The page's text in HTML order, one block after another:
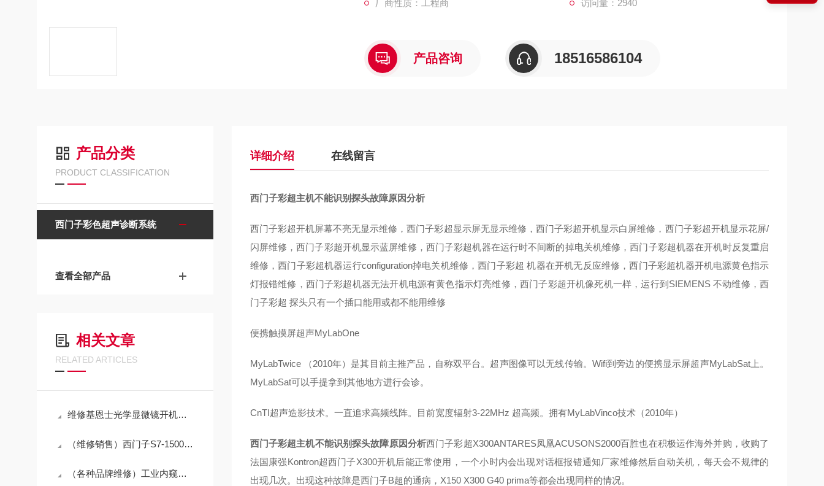
厂商性质：工程商 访问量：2940
产品咨询 18516586104
产品分类
PRODUCT CLASSIFICATION
西门子彩色超声诊断系统
查看全部产品
相关文章
RELATED ARTICLES
维修基恩士光学显微镜开机启动没反应（十年维修经验）
（维修销售）西门子S7-1500PLC启动小屏幕无显示维修处理方法
（各种品牌维修）工业内窥镜探头上下左右没反应修理解决
详细介绍 在线留言
西门子彩超主机不能识别探头故障原因分析
西门子彩超开机屏幕不亮无显示维修，西门子彩超显示屏无显示维修，西门子彩超开机显示白屏维修，西门子彩超开机显示花屏/
闪屏维修，西门子彩超开机显示蓝屏维修，西门子彩超机器在运行时不间断的掉电关机维修，西门子彩超机器在开机时反复重启
维修，西门子彩超机器运行configuration掉电关机维修，西门子彩超 机器在开机无反应维修，西门子彩超机器开机电源黄色指示
灯报错维修，西门子彩超机器无法开机电源有黄色指示灯亮维修，西门子彩超开机像死机一样，运行到SIEMENS 不动维修，西
门子彩超 探头只有一个插口能用或都不能用维修
便携触摸屏超声MyLabOne
MyLabTwice （2010年）是其目前主推产品，自称双平台。超声图像可以无线传输。Wifi到旁边的便携显示屏超声MyLabSat上。
MyLabSat可以手提拿到其他地方进行会诊。
CnTI超声造影技术。一直追求高频线阵。目前宽度辐射3-22MHz 超高频。拥有MyLabVinco技术（2010年）
西门子彩超主机不能识别探头故障原因分析西门子彩超X300ANTARES凤凰ACUSONS2000百胜也在积极运作海外并购，收购了
法国康强Kontron超西门子X300开机后能正常使用，一个小时内会出现对话框报错通知厂家维修然后自动关机，每天会不规律的
出现几次。出现这种故障是西门子B超的通病，X150 X300 G40 prima等都会出现同样的情况。